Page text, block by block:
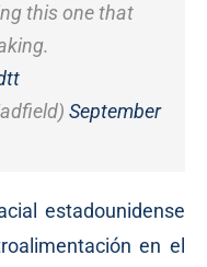
this one that
September
estadounidense
en el